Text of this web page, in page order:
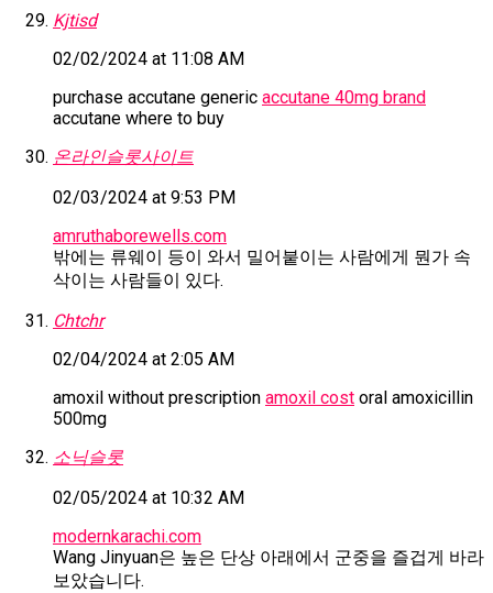
Kjtisd
02/02/2024 at 11:08 AM
purchase accutane generic accutane 40mg brand
accutane where to buy
온라인슬롯사이트
02/03/2024 at 9:53 PM
amruthaborewells.com
밖에는 류웨이 등이 와서 밀어붙이는 사람에게 뭔가 속
삭이는 사람들이 있다.
Chtchr
02/04/2024 at 2:05 AM
amoxil without prescription amoxil cost oral amoxicillin
500mg
소닉슬롯
02/05/2024 at 10:32 AM
modernkarachi.com
Wang Jinyuan은 높은 단상 아래에서 군중을 즐겁게 바라
보았습니다.